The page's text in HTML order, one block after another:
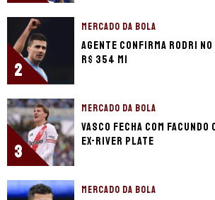
2
MERCADO DA BOLA
Agente confirma Rodri no
R$ 354 mi
3
MERCADO DA BOLA
Vasco fecha com
ex-River Plate
MERCADO DA BOLA